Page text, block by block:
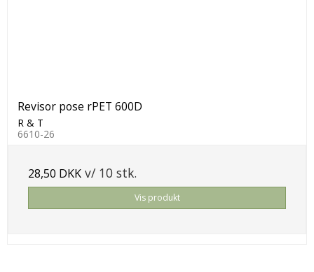
Revisor pose rPET 600D
R & T
6610-26
28,50 DKK v/ 10 stk.
Vis produkt